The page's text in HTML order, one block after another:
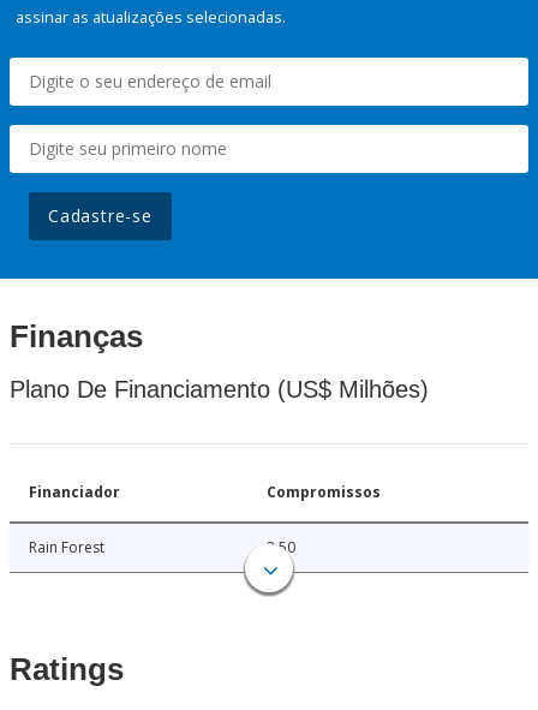
assinar as atualizações selecionadas.
Cadastre-se
Finanças
Plano De Financiamento (US$ Milhões)
Financiador Compromissos
Rain Forest 3.50
Ratings